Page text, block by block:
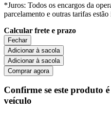
*Juros: Todos os encargos da
parcelamento e outras tarifas
Calcular frete e prazo
Fechar
Adicionar à sacola
Adicionar à sacola
Comprar agora
Confirme se este produto
veículo